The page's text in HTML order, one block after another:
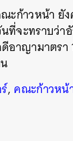
ก้าวหน้า ยั
ที่จะทราบว่
อาญามาตร
, คณะก้าวหน้